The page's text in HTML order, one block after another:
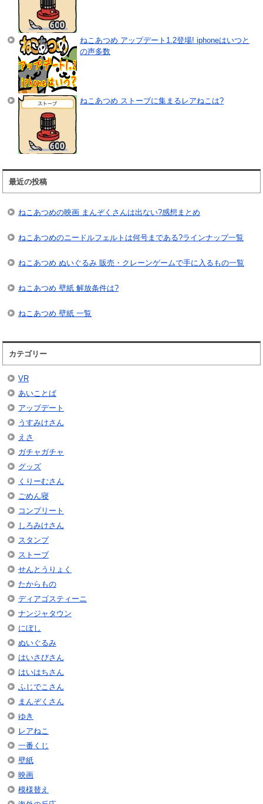
ねこあつめ アップデート1.2登場! iphoneはいつと
の声多数
ねこあつめ ストーブに集まるレアねこは?
最近の投稿
ねこあつめの映画 まんぞくさんは出ない?感想まとめ
ねこあつめのニードルフェルトは何号まである?ラインナップ一覧
ねこあつめ ぬいぐるみ 販売・クレーンゲームで手に入るもの一覧
ねこあつめ 壁紙 解放条件は?
ねこあつめ 壁紙 一覧
カテゴリー
VR
あいことば
アップデート
うすみけさん
えさ
ガチャガチャ
グッズ
くりーむさん
ごめん寝
コンプリート
しろみけさん
スタンプ
ストーブ
せんとうりょく
たからもの
ディアゴスティーニ
ナンジャタウン
にぼし
ぬいぐるみ
はいさびさん
はいはちさん
ふじでこさん
まんぞくさん
ゆき
レアねこ
一番くじ
壁紙
映画
模様替え